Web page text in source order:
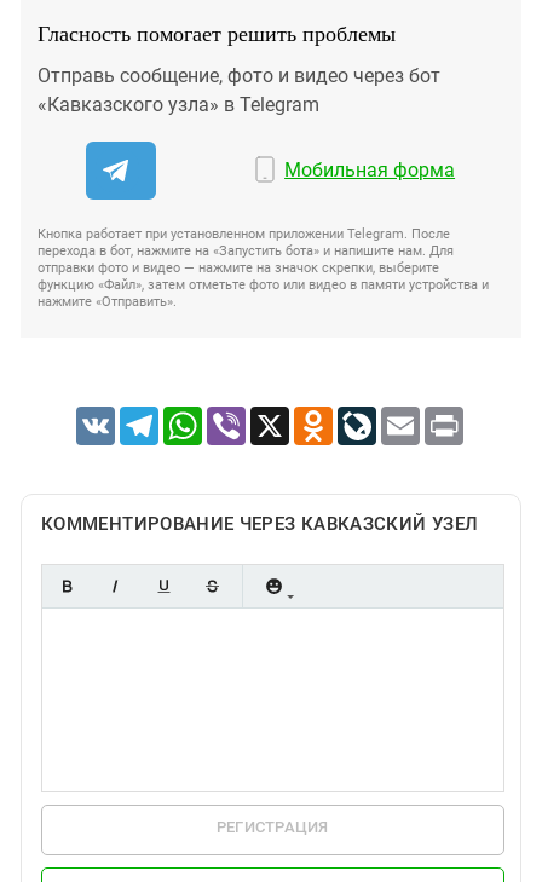
Гласность помогает решить проблемы
Отправь сообщение, фото и видео через бот
«Кавказского узла» в Telegram
Мобильная форма
Кнопка работает при установленном приложении Telegram. После
перехода в бот, нажмите на «Запустить бота» и напишите нам. Для
отправки фото и видео — нажмите на значок скрепки, выберите
функцию «Файл», затем отметьте фото или видео в памяти устройства и
нажмите «Отправить».
VK TelegramWhatsApp
Viber X Odnoklassniki
LiveJournal
Email Print
КОММЕНТИРОВАНИЕ ЧЕРЕЗ КАВКАЗСКИЙ УЗЕЛ
РЕГИСТРАЦИЯ